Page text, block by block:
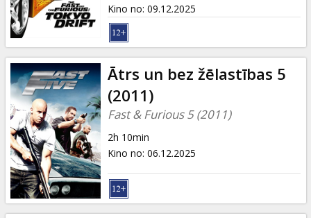
Uzkodas
B2B
Kino
Klubs
Kino no: 09.12.2025
Ātrs un bez žēlastības 5
(2011)
Fast & Furious 5 (2011)
2h 10min
Kino no: 06.12.2025